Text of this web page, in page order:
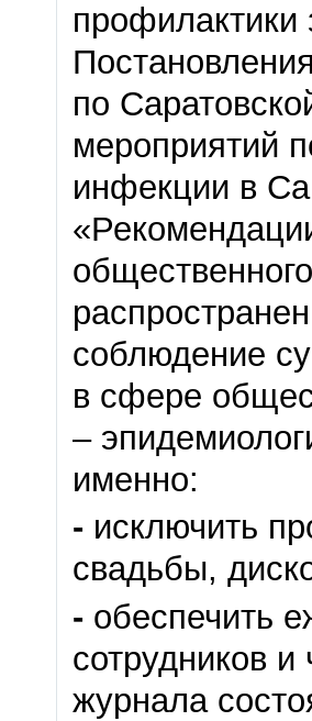
по
мероприятий
инфекции в
соблюдение
в сфере
–
именно:
- исключить
свадьбы,
- обеспечить
сотрудников
журнала